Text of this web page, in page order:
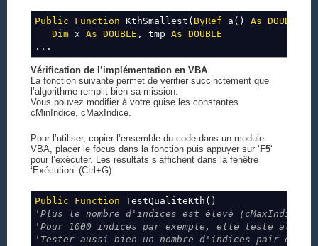
Public Function KthSmallest( ByRef a() As DOUBLE
Dimx As DOUBLE , tmp As DOUBLE
...
Vérification de l’implémentation en VBA
La fonction suivante permet de vérifier succinctement que
l’algorithme remplit bien sa mission.
Vous pouvez modifier à votre guise les constantes
cMinIndice, cMaxIndice.
Pour l’utiliser, copier l’ensemble du code dans un module
VBA, placer le focus dans la fonction puis appuyer sur ‘ F5‘
pour l’exécuter. Les résultats s’affichent dans la fenêtre
‘Exécution’ (Ctrl+G)
Public Function TestQualiteKth()
'Plus le nombre d'indices est élevé (cMaxIndice
'Pour 1000 indices par exemple, elle teste alors
'Tester aussi bien un nombre d'indices pair et